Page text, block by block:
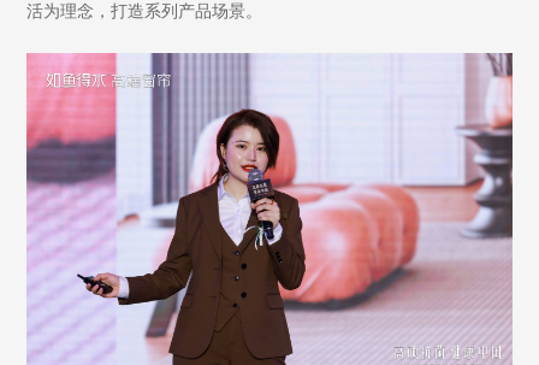
活为理念，打造系列产品场景。